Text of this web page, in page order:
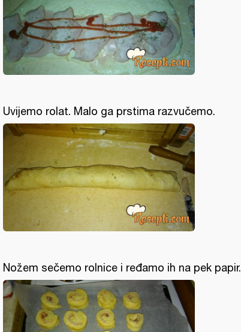
Uvijemo rolat. Malo ga prstima razvučemo.
Nožem sečemo rolnice i ređamo ih na pek papir.